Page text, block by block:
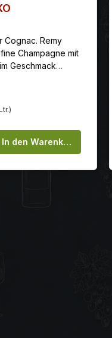
Cognac. Remy
Champagne mit
Geschmack
XO seine
während der
Gib den
In den Warenkorb